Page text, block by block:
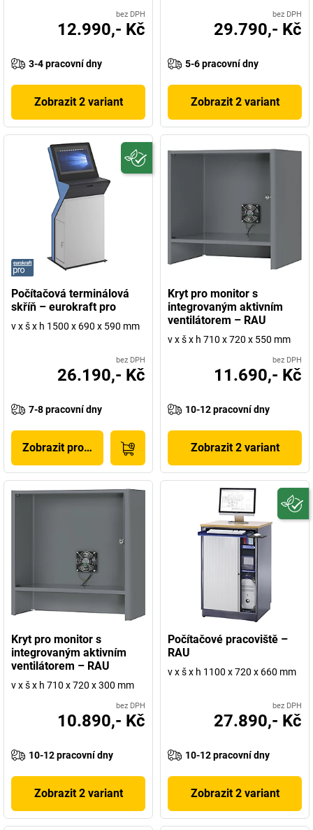
bez DPH
12.990,- Kč
3-4 pracovní dny
Zobrazit 2 variant
bez DPH
29.790,- Kč
5-6 pracovní dny
Zobrazit 2 variant
Počítačová terminálová
skříň – eurokraft pro
v x š x h 1500 x 690 x 590 mm
bez DPH
26.190,- Kč
7-8 pracovní dny
Zobrazit produkt
Kryt pro monitor s
integrovaným aktivním
ventilátorem – RAU
v x š x h 710 x 720 x 550 mm
bez DPH
11.690,- Kč
10-12 pracovní dny
Zobrazit 2 variant
Kryt pro monitor s
integrovaným aktivním
ventilátorem – RAU
v x š x h 710 x 720 x 300 mm
bez DPH
10.890,- Kč
10-12 pracovní dny
Zobrazit 2 variant
Počítačové pracoviště –
RAU
v x š x h 1100 x 720 x 660 mm
bez DPH
27.890,- Kč
10-12 pracovní dny
Zobrazit 2 variant